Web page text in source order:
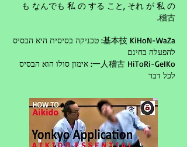
も なんでも 私 の する こと, それ が 私 の
稽古.
基本技 KiHoN-WaZa: טכניקה בסיסית היא הבסיס
להפעלה בחינם
一人稽古 HiToRi-GeIKo: אימון סולו הוא הבסיס
לכל דבר